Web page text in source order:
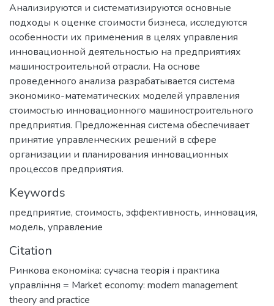
Анализируются и систематизируются основные
подходы к оценке стоимости бизнеса, исследуются
особенности их применения в целях управления
инновационной деятельностью на предприятиях
машиностроительной отрасли. На основе
проведенного анализа разрабатывается система
экономико-математических моделей управления
стоимостью инновационного машиностроительного
предприятия. Предложенная система обеспечивает
принятие управленческих решений в сфере
организации и планирования инновационных
процессов предприятия.
Keywords
предприятие, стоимость, эффективность, инновация,
модель, управление
Citation
Ринкова економіка: сучасна теорія і практика
управління = Market economy: modern management
theory and practice